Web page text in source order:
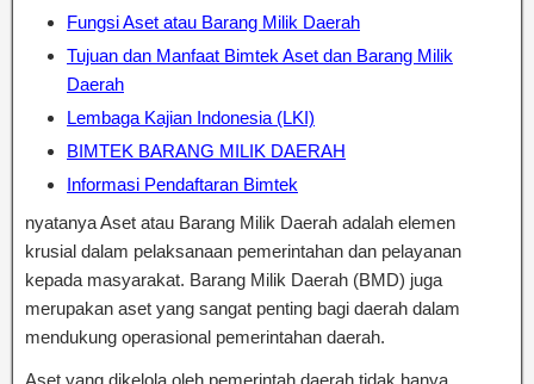
Fungsi Aset atau Barang Milik Daerah
Tujuan dan Manfaat Bimtek Aset dan Barang Milik
Daerah
Lembaga Kajian Indonesia (LKI)
BIMTEK BARANG MILIK DAERAH
Informasi Pendaftaran Bimtek
nyatanya Aset atau Barang Milik Daerah adalah elemen
krusial dalam pelaksanaan pemerintahan dan pelayanan
kepada masyarakat. Barang Milik Daerah (BMD) juga
merupakan aset yang sangat penting bagi daerah dalam
mendukung operasional pemerintahan daerah.
Aset yang dikelola oleh pemerintah daerah tidak hanya